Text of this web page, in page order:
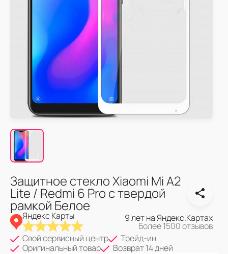
Защитное стекло Xiaomi Mi A2
Lite / Redmi 6 Pro с твердой
рамкой Белое
Яндекс Карты 9 лет на Яндекс.Картах
Более 1500 отзывов
Свой сервисный центр
Трейд-ин
Оригинальный товар
Возврат 14 дней